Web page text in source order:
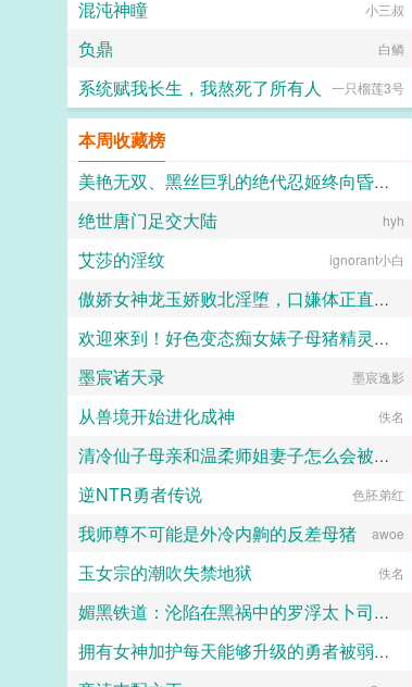
混沌神瞳 小三叔
负鼎 白鳞
系统赋我长生，我熬死了所有人 一只榴莲3号
本周收藏榜
美艳无双、黑丝巨乳的绝代忍姬终向昏君献上蜜牝甘承雨露
炽热的余烬
绝世唐门足交大陆 hyh
艾莎的淫纹 ignorant小白
傲娇女神龙玉娇败北淫堕，口嫌体正直的沦为共生体的俘虏苗床
欢迎來到！好色变态痴女婊子母猪精灵的森林
indainoyakou
墨宸诸天录 墨宸逸影
从兽境开始进化成神 佚名
清冷仙子母亲和温柔师姐妻子怎么会被养马的妖族杂种肏的只会“齁哦哦”的母马肉便器
山山月339
逆NTR勇者传说 色胚弟红
我师尊不可能是外冷内齁的反差母猪 awoe
玉女宗的潮吹失禁地狱 佚名
媚黑铁道：沦陷在黑祸中的罗浮太卜司肉媚地狱·符玄篇
七七七
拥有女神加护每天能够升级的勇者被弱小却点满了吸取能力的魅魔当成自助等级提取机器饲养